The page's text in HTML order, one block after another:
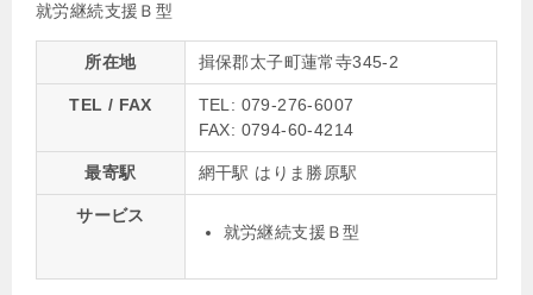
就労継続支援Ｂ型
所在地 揖保郡太子町蓮常寺345-2
TEL / FAX
TEL: 079-276-6007
FAX: 0794-60-4214
最寄駅 網干駅 はりま勝原駅
サービス
就労継続支援Ｂ型